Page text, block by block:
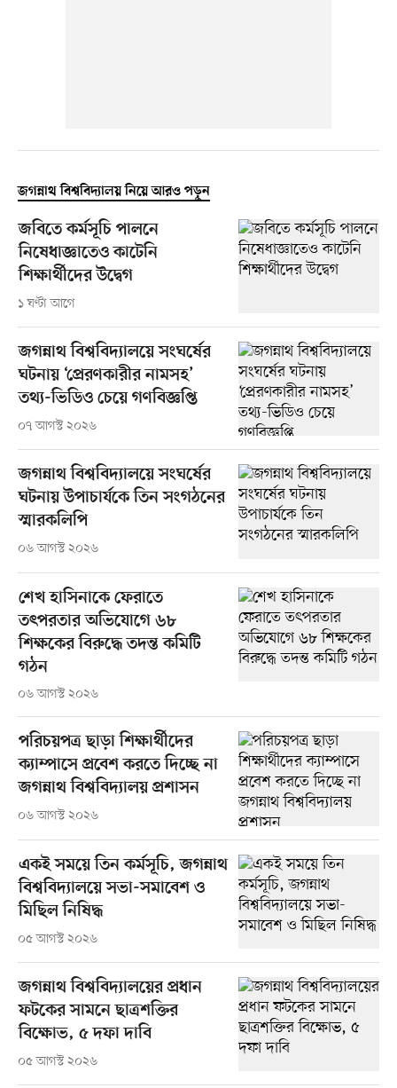
জগন্নাথ বিশ্ববিদ্যালয় নিয়ে আরও পড়ুন
জবিতে কর্মসূচি পালনে
নিষেধাজ্ঞাতেও কাটেনি
শিক্ষার্থীদের উদ্বেগ
১ ঘণ্টা আগে
জগন্নাথ বিশ্ববিদ্যালয়ে সংঘর্ষের
ঘটনায় ‘প্রেরণকারীর নামসহ’
তথ্য-ভিডিও চেয়ে গণবিজ্ঞপ্তি
০৭ আগস্ট ২০২৬
জগন্নাথ বিশ্ববিদ্যালয়ে সংঘর্ষের
ঘটনায় উপাচার্যকে তিন সংগঠনের
স্মারকলিপি
০৬ আগস্ট ২০২৬
শেখ হাসিনাকে ফেরাতে
তৎপরতার অভিযোগে ৬৮
শিক্ষকের বিরুদ্ধে তদন্ত কমিটি
গঠন
০৬ আগস্ট ২০২৬
পরিচয়পত্র ছাড়া শিক্ষার্থীদের
ক্যাম্পাসে প্রবেশ করতে দিচ্ছে না
জগন্নাথ বিশ্ববিদ্যালয় প্রশাসন
০৬ আগস্ট ২০২৬
একই সময়ে তিন কর্মসূচি, জগন্নাথ
বিশ্ববিদ্যালয়ে সভা-সমাবেশ ও
মিছিল নিষিদ্ধ
০৫ আগস্ট ২০২৬
জগন্নাথ বিশ্ববিদ্যালয়ের প্রধান
ফটকের সামনে ছাত্রশক্তির
বিক্ষোভ, ৫ দফা দাবি
০৫ আগস্ট ২০২৬